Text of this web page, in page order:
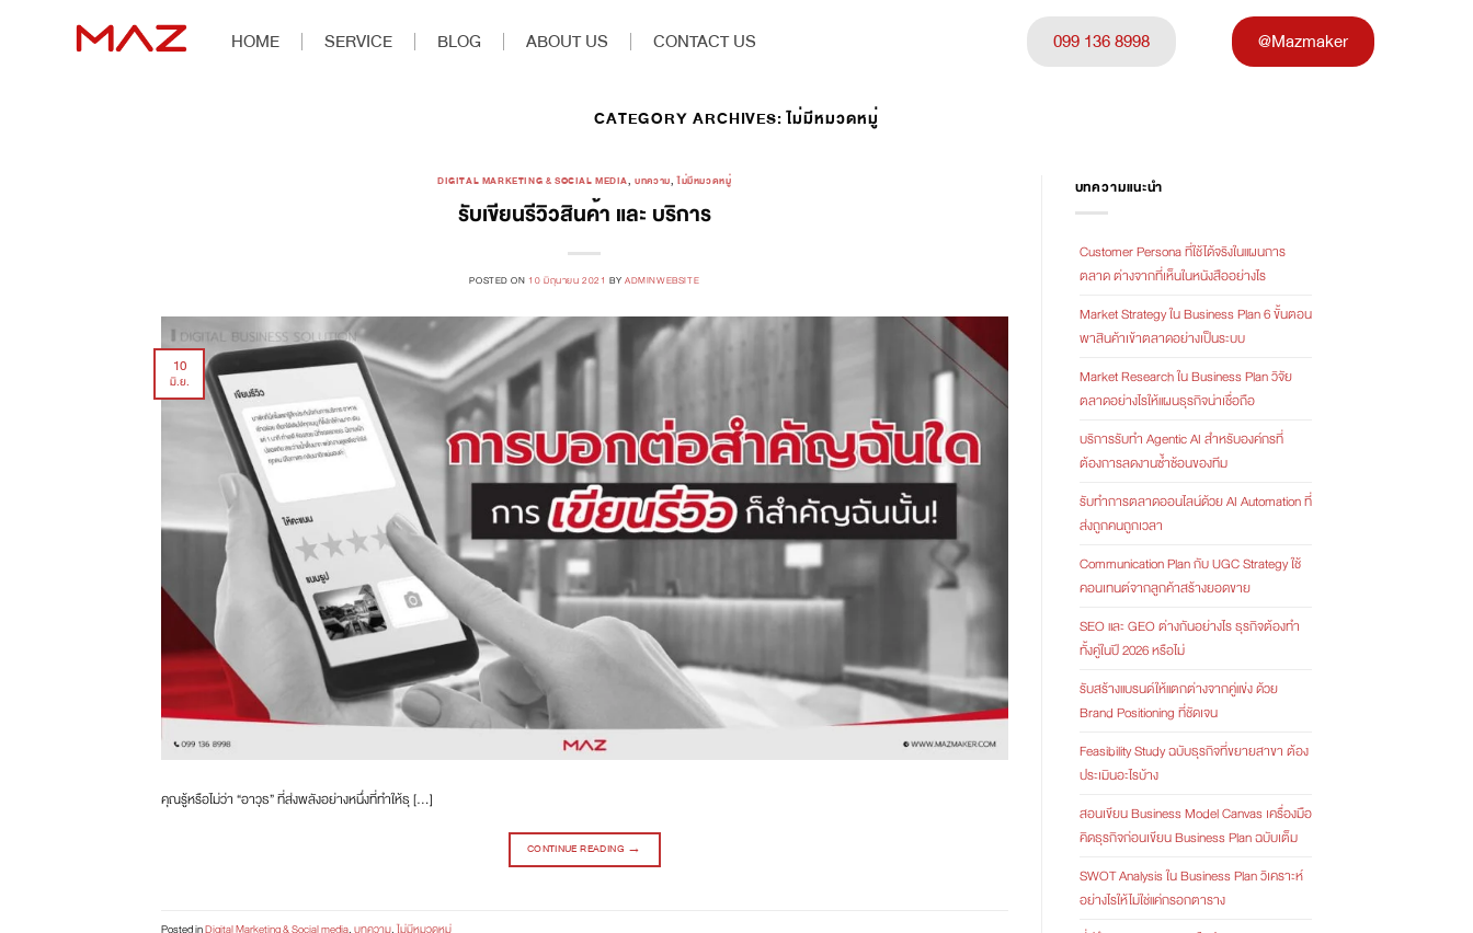
HOME SERVICE BLOG ABOUT US CONTACT US 099 136 8998 @Mazmaker
CATEGORY ARCHIVES:ไม่มีหมวดหมู่
DIGITAL MARKETING & SOCIAL MEDIA,บทความ,ไม่มีหมวดหมู่
รับเขียนรีวิวสินค้า และ บริการ
POSTED ON10 มิถุนายน 2021 BYADMINWEBSITE
10
มิ.ย.
คุณรู้หรือไม่ว่า “อาวุธ” ที่ส่งพลังอย่างหนึ่งที่ทำให้ธุ […]
CONTINUE READING →
บทความแนะนำ
Customer Persona ที่ใช้ได้จริงในแผนการ
ตลาด ต่างจากที่เห็นในหนังสืออย่างไร
Market Strategy ใน Business Plan 6 ขั้นตอน
พาสินค้าเข้าตลาดอย่างเป็นระบบ
Market Research ใน Business Plan วิจัย
ตลาดอย่างไรให้แผนธุรกิจน่าเชื่อถือ
บริการรับทำ Agentic AI สำหรับองค์กรที่
ต้องการลดงานซ้ำซ้อนของทีม
รับทำการตลาดออนไลน์ด้วย AI Automation ที่
ส่งถูกคนถูกเวลา
Communication Plan กับ UGC Strategy ใช้
คอนเทนต์จากลูกค้าสร้างยอดขาย
SEO และ GEO ต่างกันอย่างไร ธุรกิจต้องทำ
ทั้งคู่ในปี 2026 หรือไม่
รับสร้างแบรนด์ให้แตกต่างจากคู่แข่ง ด้วย
Brand Positioning ที่ชัดเจน
Feasibility Study ฉบับธุรกิจที่ขยายสาขา ต้อง
ประเมินอะไรบ้าง
สอนเขียน Business Model Canvas เครื่องมือ
คิดธุรกิจก่อนเขียน Business Plan ฉบับเต็ม
SWOT Analysis ใน Business Plan วิเคราะห์
อย่างไรให้ไม่ใช่แค่กรอกตาราง